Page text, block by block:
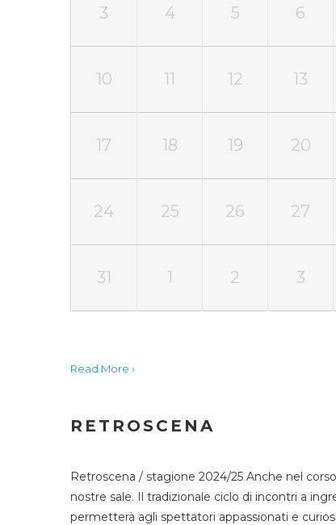
3 4 5 6
10 11 12 13
17 18 19 20
24 25 26 27
31 1 2 3
Read More ›
RETROSCENA
Retroscena / stagione 2024/25 Anche nel
nostre sale. Il tradizionale ciclo di incontri a
permetterà agli spettatori appassionati e